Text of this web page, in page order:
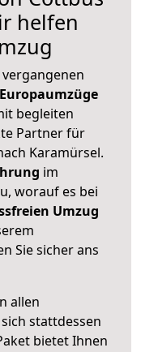
helfen
begleiten
Partner für
Karamürsel.
im
worauf es bei
Umzug
Sie sicher ans
allen
stattdessen
bietet Ihnen